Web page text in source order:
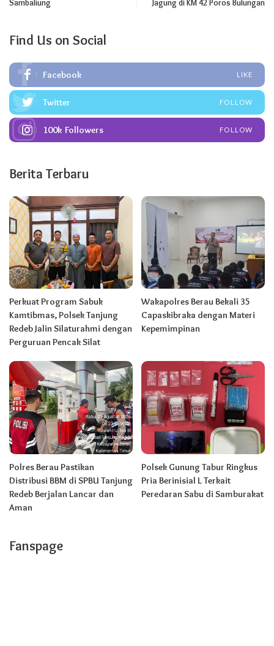
Sambaliung Jagung di KM 42 Poros Bulungan
Find Us on Social
Facebook LIKE
Twitter FOLLOW
100k Followers FOLLOW
Berita Terbaru
Perkuat Program Sabuk
Kamtibmas, Polsek Tanjung
Redeb Jalin Silaturahmi dengan
Perguruan Pencak Silat
Wakapolres Berau Bekali 35
Capaskibraka dengan Materi
Kepemimpinan
Polres Berau Pastikan
Distribusi BBM di SPBU Tanjung
Redeb Berjalan Lancar dan
Aman
Polsek Gunung Tabur Ringkus
Pria Berinisial L Terkait
Peredaran Sabu di Samburakat
Fanspage